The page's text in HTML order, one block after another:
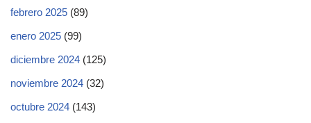
febrero 2025 (89)
enero 2025 (99)
diciembre 2024 (125)
noviembre 2024 (32)
octubre 2024 (143)